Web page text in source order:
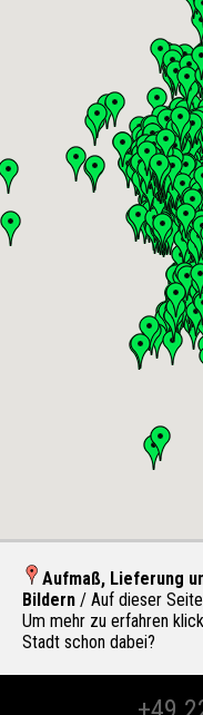
Aufmaß, Lieferung
Bildern / Auf dieser
Um mehr zu erfahren
Stadt schon dabei?